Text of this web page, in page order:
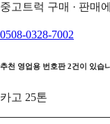
중고트럭 구매 · 판매
0508-0328-7002
추천 영업용 번호판 2건이 있습
카고 25톤